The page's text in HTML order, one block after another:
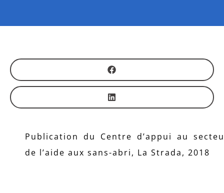
Publication du Centre d’appui au
de l’aide aux sans-abri, La Strada, 2018